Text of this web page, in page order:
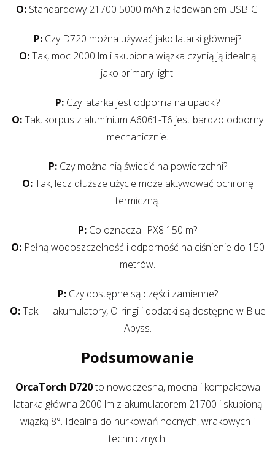
O: Standardowy 21700 5000 mAh z ładowaniem USB-C.
P: Czy D720 można używać jako latarki głównej?
O:Tak, moc 2000 lm i skupiona wiązka czynią ją idealną
jako primary light.
P: Czy latarka jest odporna na upadki?
O:Tak, korpus z aluminium A6061-T6 jest bardzo odporny
mechanicznie.
P:Czy można nią świecić na powierzchni?
O:Tak, lecz dłuższe użycie może aktywować ochronę
termiczną.
P: Co oznacza IPX8 150 m?
O:Pełną wodoszczelność i odporność na ciśnienie do 150
metrów.
P:Czy dostępne są części zamienne?
O:Tak — akumulatory, O-ringi i dodatki są dostępne w Blue
Abyss.
Podsumowanie
OrcaTorch D720to nowoczesna, mocna i kompaktowa
latarka główna 2000 lm z akumulatorem 21700 i skupioną
wiązką 8°. Idealna do nurkowań nocnych, wrakowych i
technicznych.